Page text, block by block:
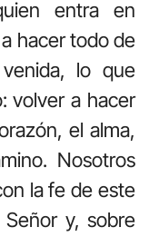
entra en
hacer todo de
lo que
volver a hacer
el alma,
Nosotros
la fe de este
y, sobre